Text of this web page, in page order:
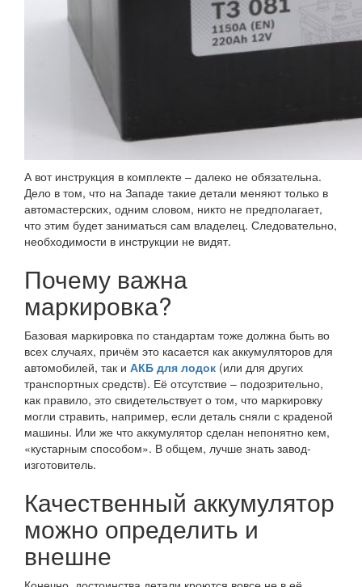
А вот инструкция в комплекте – далеко не обязательна.
Дело в том, что на Западе такие детали меняют только в
автомастерских, одним словом, никто не предполагает,
что этим будет заниматься сам владелец. Следовательно,
необходимости в инструкции не видят.
Почему важна
маркировка?
Базовая маркировка по стандартам тоже должна быть во
всех случаях, причём это касается как аккумуляторов для
автомобилей, так и АКБ для лодок (или для других
транспортных средств). Её отсутствие – подозрительно,
как правило, это свидетельствует о том, что маркировку
могли стравить, например, если деталь сняли с краденой
машины. Или же что аккумулятор сделан непонятно кем,
«кустарным способом». В общем, лучше знать завод-
изготовитель.
Качественный аккумулятор
можно определить и
внешне